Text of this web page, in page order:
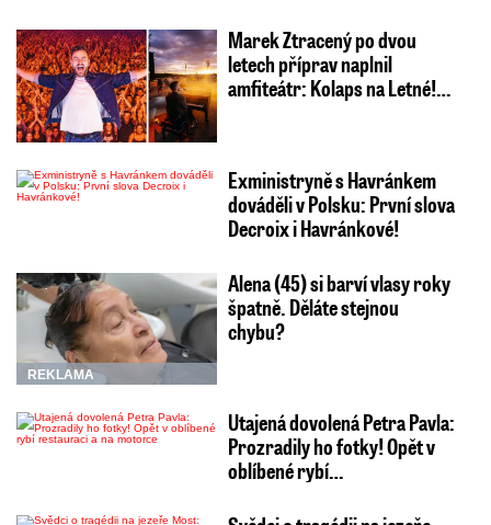
Marek Ztracený po dvou
letech příprav naplnil
amfiteátr: Kolaps na Letné!…
Exministryně s Havránkem
dováděli v Polsku: První slova
Decroix i Havránkové!
REKLAMA
Alena (45) si barví vlasy roky
špatně. Děláte stejnou
chybu?
Utajená dovolená Petra Pavla:
Prozradily ho fotky! Opět v
oblíbené rybí…